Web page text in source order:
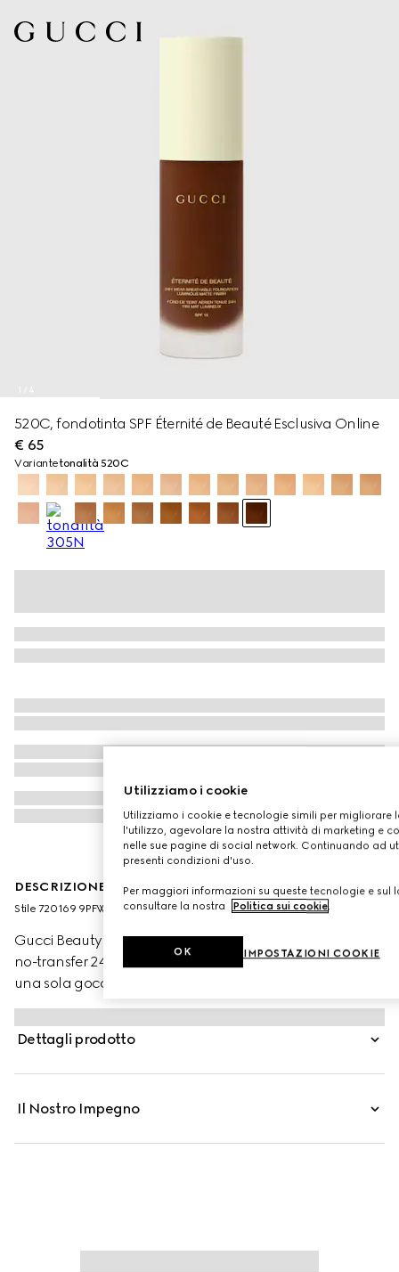
4
520C, fondotinta SPF Éternité de Beauté Esclusiva Online
€ 65
Variantetonalità 520C
DESCRIZIONE DEL PRODOTTO
Stile ‎720169 9PFWW 9540
Gucci Beauty presenta Éternité de Beauté, il fondotinta
no-transfer 24 ore di Gucci che offre alta coprenza con
una sola goccia di prodotto. La formula leggera, dalla
finitura opaca e radiosa, offre idratazione alla pelle e
aiuta a lenirla, mettendone in risalto la luminosità
naturale. Attraverso la combinazione di polveri ad alta
garantisce una copertura uniforme e impeccabile tutto il
Dettagli prodotto
Il Nostro Impegno
Utilizziamo i cookie
Utilizziamo i cookie e tecnologie simili per migliorare
l'utilizzo, agevolare la nostra attività di marketing e
nelle sue pagine di social network. Continuando ad
presenti condizioni d'uso.
Per maggiori informazioni su queste tecnologie e sul
consultare la nostra Politica sui cookie.
IMPOSTAZIONI COOKIE
OK